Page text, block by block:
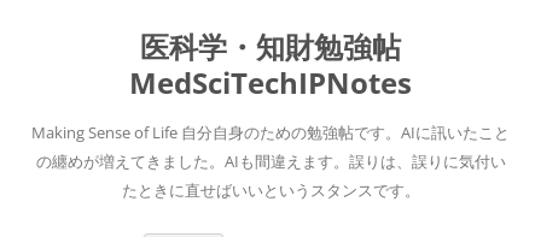
医科学・知財勉強帖
MedSciTechIPNotes
Making Sense of Life 自分自身のための勉強帖です。AIに訊いたこと
の纏めが増えてきました。AIも間違えます。誤りは、誤りに気付い
たときに直せばいいというスタンスです。